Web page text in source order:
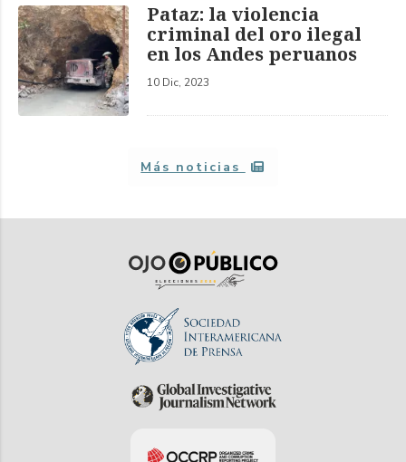
Pataz: la violencia
criminal del oro ilegal
en los Andes peruanos
10 Dic, 2023
Más noticias